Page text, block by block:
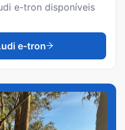
e-tron disponíveis
e-tron